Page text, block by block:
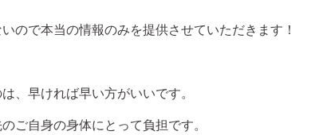
ので本当の情報のみを提供させていただきます！
、早ければ早い方がいいです。
ご自身の身体にとって負担です。